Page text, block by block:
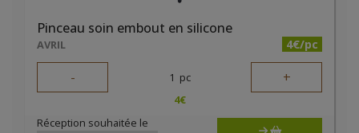
Pinceau soin embout en silicone
AVRIL 4€/pc
- 1 pc +
4€
Réception souhaitée le